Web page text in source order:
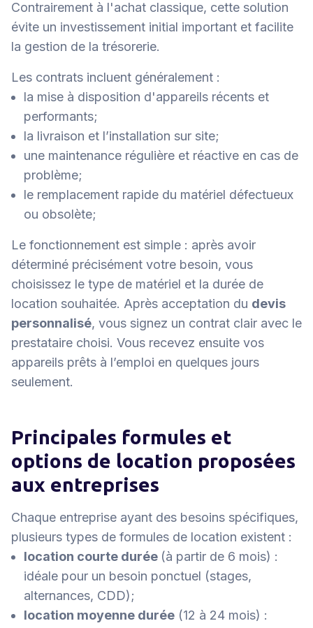
Contrairement à l'achat classique, cette solution
évite un investissement initial important et facilite
la gestion de la trésorerie.
Les contrats incluent généralement :
la mise à disposition d'appareils récents et
performants;
la livraison et l’installation sur site;
une maintenance régulière et réactive en cas de
problème;
le remplacement rapide du matériel défectueux
ou obsolète;
Le fonctionnement est simple : après avoir
déterminé précisément votre besoin, vous
choisissez le type de matériel et la durée de
location souhaitée. Après acceptation du devis
personnalisé, vous signez un contrat clair avec le
prestataire choisi. Vous recevez ensuite vos
appareils prêts à l’emploi en quelques jours
seulement.
Principales formules et
options de location proposées
aux entreprises
Chaque entreprise ayant des besoins spécifiques,
plusieurs types de formules de location existent :
location courte durée (à partir de 6 mois) :
idéale pour un besoin ponctuel (stages,
alternances, CDD);
location moyenne durée (12 à 24 mois) :